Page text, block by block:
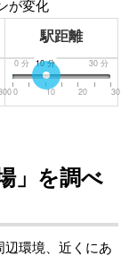
が変化
駅距離
0 分 30 分
10分
0 10 20 30
」を調べ
環境、近くにあ